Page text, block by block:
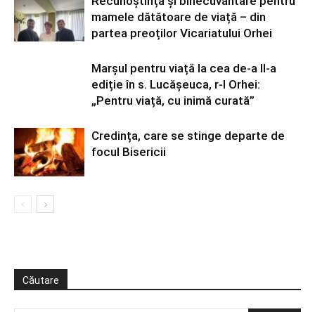
mamele dătătoare de viață – din
partea preoților Vicariatului Orhei
Marșul pentru viață la cea de-a II-a
ediție în s. Lucășeuca, r-l Orhei:
„Pentru viață, cu inimă curată”
Credința, care se stinge departe de
focul Bisericii
Căutare